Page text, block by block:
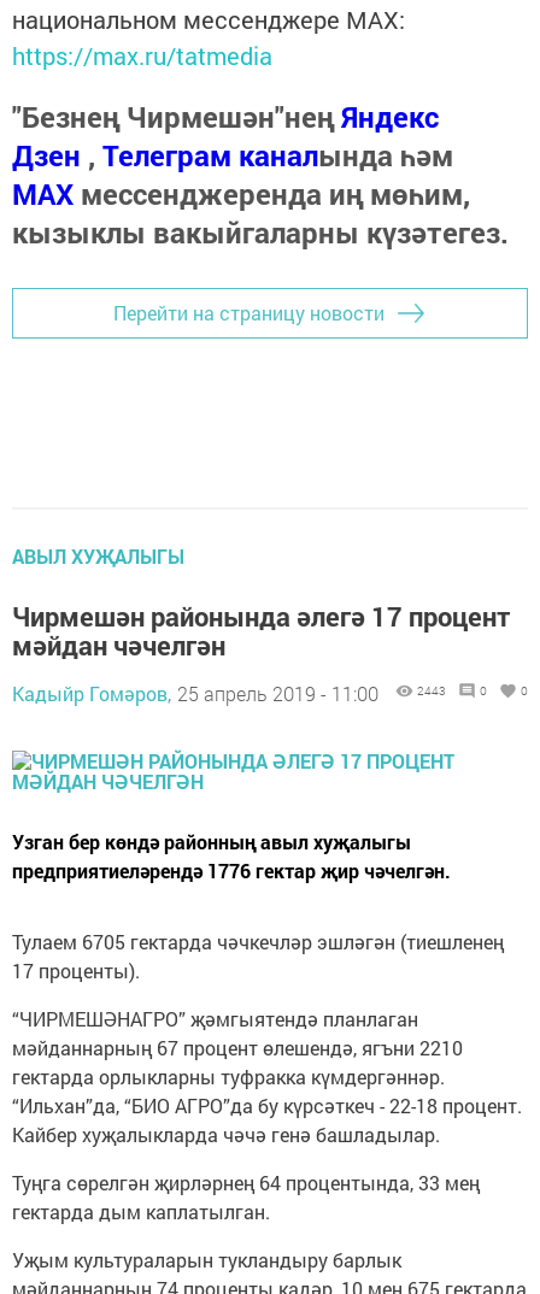
национальном мессенджере MАХ:
https://max.ru/tatmedia
"Безнең Чирмешән"неңЯндекс
Дзен , Телеграм каналында һәм
МАХ мессенджеренда иң мөһим,
кызыклы вакыйгаларны күзәтегез.
Перейти на страницу новости
АВЫЛ ХУҖАЛЫГЫ
Чирмешән районында әлегә 17 процент
мәйдан чәчелгән
Кадыйр Гомәров, 25 апрель 2019 - 11:00 2443 0 0
Узган бер көндә районның авыл хуҗалыгы
предприятиеләрендә 1776 гектар җир чәчелгән.
Тулаем 6705 гектарда чәчкечләр эшләгән (тиешленең
17 проценты).
“ЧИРМЕШӘНАГРО” җәмгыятендә планлаган
мәйданнарның 67 процент өлешендә, ягъни 2210
гектарда орлыкларны туфракка күмдергәннәр.
“Ильхан”да, “БИО АГРО”да бу күрсәткеч - 22-18 процент.
Кайбер хуҗалыкларда чәчә генә башладылар.
Туңга сөрелгән җирләрнең 64 процентында, 33 мең
гектарда дым каплатылган.
Уҗым культураларын тукландыру барлык
мәйданнарның 74 проценты кадәр, 10 мең 675 гектарда